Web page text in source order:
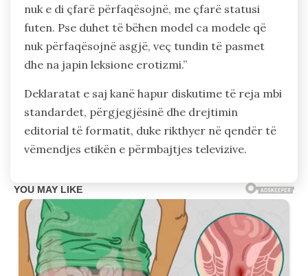
nuk e di çfarë përfaqësojnë, me çfarë statusi
futen. Pse duhet të bëhen model ca modele që
nuk përfaqësojnë asgjë, veç tundin të pasmet
dhe na japin leksione erotizmi.”
Deklaratat e saj kanë hapur diskutime të reja mbi
standardet, përgjegjësinë dhe drejtimin
editorial të formatit, duke rikthyer në qendër të
vëmendjes etikën e përmbajtjes televizive.